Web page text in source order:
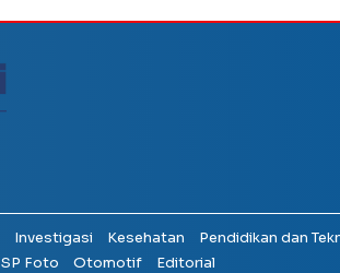
Investigasi Kesehatan
Pendidikan dan
SP Foto Otomotif Editorial